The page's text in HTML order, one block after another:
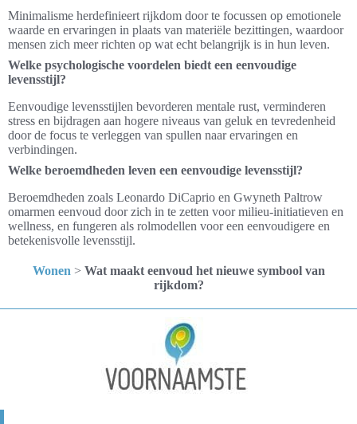
Minimalisme herdefinieert rijkdom door te focussen op emotionele
waarde en ervaringen in plaats van materiële bezittingen, waardoor
mensen zich meer richten op wat echt belangrijk is in hun leven.
Welke psychologische voordelen biedt een eenvoudige
levensstijl?
Eenvoudige levensstijlen bevorderen mentale rust, verminderen
stress en bijdragen aan hogere niveaus van geluk en tevredenheid
door de focus te verleggen van spullen naar ervaringen en
verbindingen.
Welke beroemdheden leven een eenvoudige levensstijl?
Beroemdheden zoals Leonardo DiCaprio en Gwyneth Paltrow
omarmen eenvoud door zich in te zetten voor milieu-initiatieven en
wellness, en fungeren als rolmodellen voor een eenvoudigere en
betekenisvolle levensstijl.
Wonen > Wat maakt eenvoud het nieuwe symbool van
rijkdom?